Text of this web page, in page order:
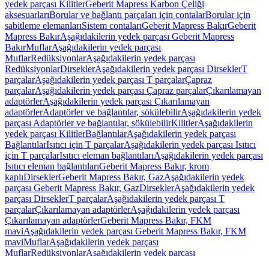
yedek parçası KilitlerGeberit Mapress Karbon Çeliği
aksesuarlarıBorular ve bağlantı parçaları için contalarBorular için
sabitleme elemanlarıSistem contalarıGeberit Mapress BakırGeberit
Mapress BakırAşağıdakilerin yedek parçası Geberit Mapress
BakırMuflarAşağıdakilerin yedek parçası
MuflarRedüksiyonlarAşağıdakilerin yedek parçası
RedüksiyonlarDirseklerAşağıdakilerin yedek parçası DirseklerT
parçalarAşağıdakilerin yedek parçası T parçalarÇapraz
parçalarAşağıdakilerin yedek parçası Çapraz parçalarÇıkarılamayan
adaptörlerAşağıdakilerin yedek parçası Çıkarılamayan
adaptörlerAdaptörler ve bağlantılar, sökülebilirAşağıdakilerin yedek
parçası Adaptörler ve bağlantılar, sökülebilirKilitlerAşağıdakilerin
yedek parçası KilitlerBağlantılarAşağıdakilerin yedek parçası
BağlantılarIsıtıcı için T parçalarAşağıdakilerin yedek parçası Isıtıcı
için T parçalarIsıtıcı eleman bağlantılarıAşağıdakilerin yedek parçası
Isıtıcı eleman bağlantılarıGeberit Mapress Bakır, krom
kaplıDirseklerGeberit Mapress Bakır, GazAşağıdakilerin yedek
parçası Geberit Mapress Bakır, GazDirseklerAşağıdakilerin yedek
parçası DirseklerT parçalarAşağıdakilerin yedek parçası T
parçalarÇıkarılamayan adaptörlerAşağıdakilerin yedek parçası
Çıkarılamayan adaptörlerGeberit Mapress Bakır, FKM
maviAşağıdakilerin yedek parçası Geberit Mapress Bakır, FKM
maviMuflarAşağıdakilerin yedek parçası
MuflarRedüksiyonlarAşağıdakilerin yedek parçası